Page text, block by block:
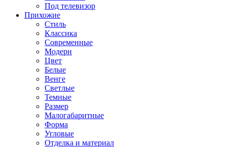
Под телевизор
Прихожие
Стиль
Классика
Современные
Модерн
Цвет
Белые
Венге
Светлые
Темные
Размер
Малогабаритные
Форма
Угловые
Отделка и материал